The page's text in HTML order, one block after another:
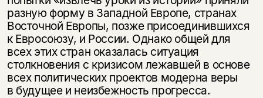
разную форму в Западной Европе, странах
Восточной Европы, позже присоединившихся
к Евросоюзу, и России. Однако общей для
всех этих стран оказалась ситуация
столкновения с кризисом лежавшей в основе
всех политических проектов модерна веры
в будущее и неизбежность прогресса.